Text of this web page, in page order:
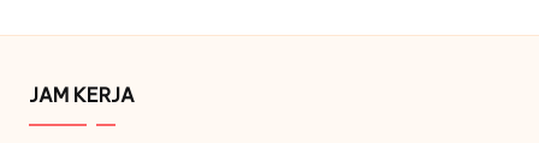
JAM KERJA